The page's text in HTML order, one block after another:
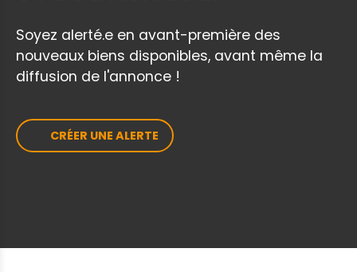
immobilières Duret sont joignables par
téléphone du lundi au samedi, de 8h00 à
19h00, sans interruption. NIB
Soyez alerté.e en avant-première des
nouveaux biens disponibles, avant même la
diffusion de l'annonce !
CRÉER UNE ALERTE